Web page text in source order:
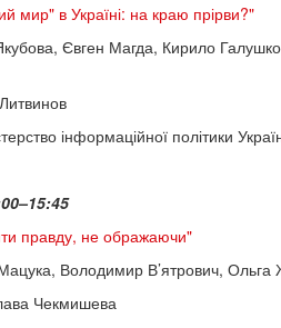
мир" в Україні: на краю прірви?"
Євген Магда, Кирило
інформаційної політики
правду, не ображаючи"
Володимир В’ятрович,
Чекмишева